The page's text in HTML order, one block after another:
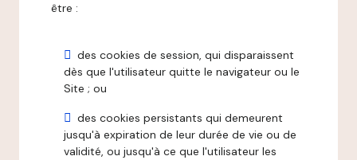
être :
des cookies de session, qui disparaissent
dès que l'utilisateur quitte le navigateur ou le
Site ; ou
des cookies persistants qui demeurent
jusqu'à expiration de leur durée de vie ou de
validité, ou jusqu'à ce que l'utilisateur les